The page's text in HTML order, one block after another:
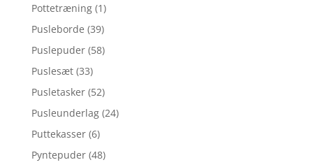
Pottetræning (1)
Pusleborde (39)
Puslepuder (58)
Puslesæt (33)
Pusletasker (52)
Pusleunderlag (24)
Puttekasser (6)
Pyntepuder (48)